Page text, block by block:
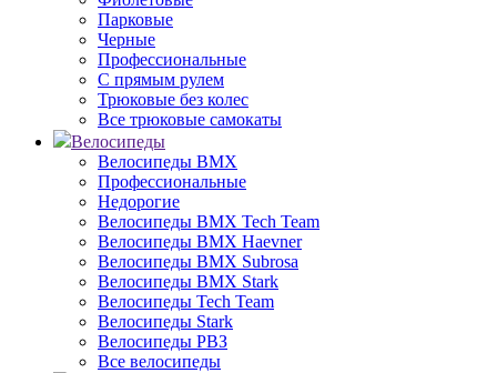
Парковые
Черные
Профессиональные
С прямым рулем
Трюковые без колес
Все трюковые самокаты
Велосипеды
Велосипеды BMX
Профессиональные
Недорогие
Велосипеды BMX Tech Team
Велосипеды BMX Haevner
Велосипеды BMX Subrosa
Велосипеды BMX Stark
Велосипеды Tech Team
Велосипеды Stark
Велосипеды РВЗ
Все велосипеды